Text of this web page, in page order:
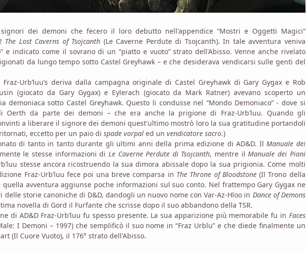
dei demoni che fecero il loro debutto nell'appendice “Mostri e Oggetti Magici”
The Lost Caverns of Tsojcanth (Le Caverne Perdute di Tsojcanth). In tale avventura veniva
e indicato come il sovrano di un “piatto e vuoto” strato dell'Abisso. Venne anche rivelato
da lungo tempo sotto Castel Greyhawk – e che desiderava vendicarsi sulle genti del
Urb’luu’s deriva dalla campagna originale di Castel Greyhawk di Gary Gygax e Rob
(giocato da Gary Gygax) e Eylerach (giocato da Mark Ratner) avevano scoperto un
demoniaca sotto Castel Greyhawk. Questo li condusse nel “Mondo Demoniaco” - dove si
Oerth da parte dei demoni – che era anche la prigione di Fraz-Urb’luu. Quando gli
a liberare il signore dei demoni quest'ultimo mostrò loro la sua gratitudine portandoli
eccetto per un paio di spade vorpal ed un vendicatore sacro.)
di tanto in tanto durante gli ultimi anni della prima edizione di AD&D. IlManuale dei
le stesse informazioni di Le Caverne Perdute di Tsojcanth, mentre ilManuale dei Piani
stesse ancora ricostruendo la sua dimora abissale dopo la sua prigionia. Come molti
Fraz-Urb’luu fece poi una breve comparsa in The Throne of Bloodstone(Il Trono della
quella avventura aggiunse poche informazioni sul suo conto. Nel frattempo Gary Gygax ne
storie canoniche di D&D, dandogli un nuovo nome con Var-Az-Hloo in Dance of Demons
novella di Gord il Furfante che scrisse dopo il suo abbandono della TSR.
di AD&D Fraz-Urb’luu fu spesso presente. La sua apparizione più memorabile fu in Faces
I Demoni – 1997) che semplificò il suo nome in “Fraz Urblu” e che diede finalmente un
(Il Cuore Vuoto), il 176° strato dell'Abisso.